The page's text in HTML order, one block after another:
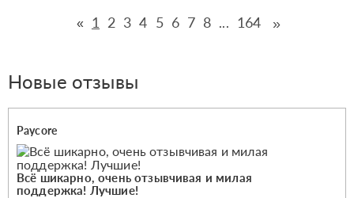
« 1 2 3 4 5 6 7 8 ... 164 »
Новые отзывы
Paycore
Всё шикарно, очень отзывчивая и милая
поддержка! Лучшие!